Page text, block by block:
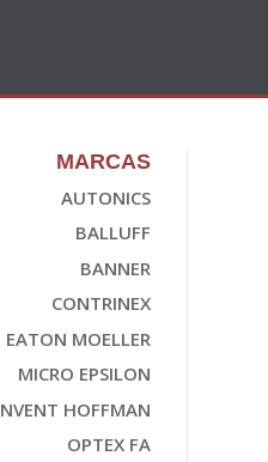
MARCAS
AUTONICS
BALLUFF
BANNER
CONTRINEX
EATON MOELLER
MICRO EPSILON
NVENT HOFFMAN
OPTEX FA